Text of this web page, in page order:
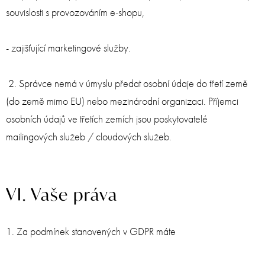
souvislosti s provozováním e-shopu,
- zajišťující marketingové služby.
2. Správce nemá v úmyslu předat osobní údaje do třetí země
(do země mimo EU) nebo mezinárodní organizaci. Příjemci
osobních údajů ve třetích zemích jsou poskytovatelé
mailingových služeb / cloudových služeb.
VI. Vaše práva
1. Za podmínek stanovených v GDPR máte